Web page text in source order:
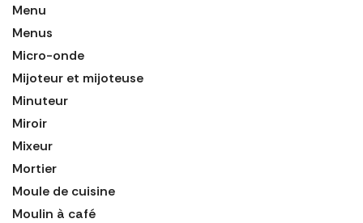
Menu
Menus
Micro-onde
Mijoteur et mijoteuse
Minuteur
Miroir
Mixeur
Mortier
Moule de cuisine
Moulin à café